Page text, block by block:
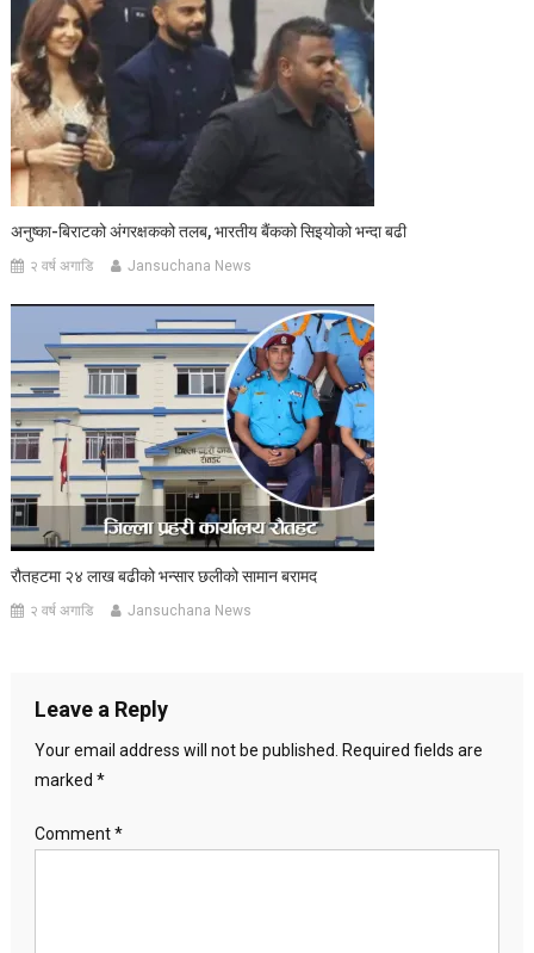
अनुष्का-बिराटको अंगरक्षकको तलब, भारतीय बैंकको सिइयोको भन्दा बढी
२ वर्ष अगाडि Jansuchana News
रौतहटमा २४ लाख बढीको भन्सार छलीको सामान बरामद
२ वर्ष अगाडि Jansuchana News
Leave a Reply
Your email address will not be published.
Required fields are
marked *
Comment*